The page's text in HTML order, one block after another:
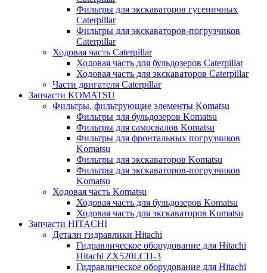
Фильтры для экскаваторов гусеничных
Caterpillar
Фильтры для экскаваторов-погрузчиков
Caterpillar
Ходовая часть Caterpillar
Ходовая часть для бульдозеров Caterpillar
Ходовая часть для экскаваторов Caterpillar
Части двигателя Caterpillar
Запчасти KOMATSU
Фильтры, фильтрующие элементы Komatsu
Фильтры для бульдозеров Komatsu
Фильтры для самосвалов Komatsu
Фильтры для фронтальных погрузчиков
Komatsu
Фильтры для экскаваторов Komatsu
Фильтры для экскаваторов-погрузчиков
Komatsu
Ходовая часть Komatsu
Ходовая часть для бульдозеров Komatsu
Ходовая часть для экскаваторов Komatsu
Запчасти HITACHI
Детали гидравлики Hitachi
Гидравлическое оборудование для Hitachi
Hitachi ZX520LCH-3
Гидравлическое оборудование для Hitachi